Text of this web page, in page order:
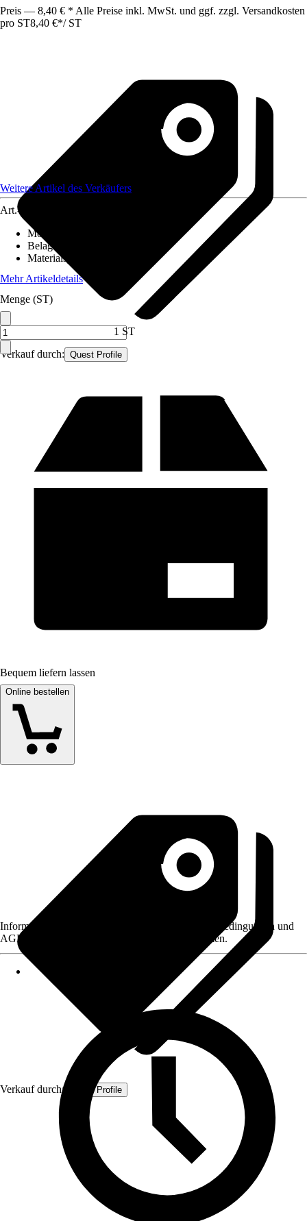
Preis — 8,40 € * Alle Preise inkl. MwSt. und ggf. zzgl. Versandkosten
pro ST8,40 €*/ ST
Verkauf durch: Quest Profile
Weitere Artikel des Verkäufers
Art.-Nr.
Montageart
Belagstärke
Materialspezifizierung
Mehr Artikeldetails
Menge (ST)
1 ST
Bequem liefern lassen
Online bestellen
Verkauf durch: Quest Profile
Informationen des Verkäufers, wie z. B. Rückgabebedingungen und
AGB, finden Sie bei Klick auf den Verkäufernamen.